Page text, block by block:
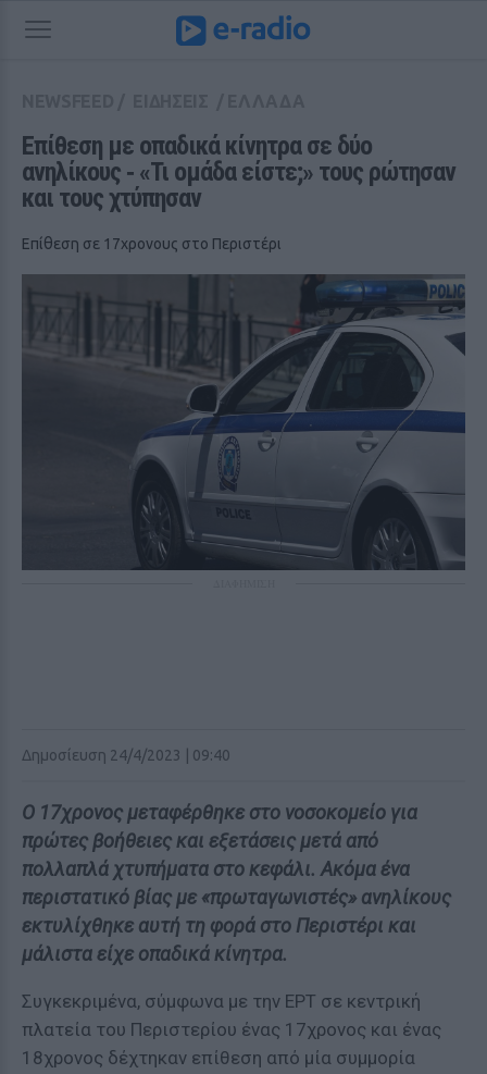
Επίθεση με οπαδικά κίνητρα σε δύο
ανηλίκους ‑ «Τι ομάδα είστε;» τους ρώτησαν
και τους χτύπησαν
Επίθεση σε 17χρονους στο Περιστέρι
Δημοσίευση 24/4/2023 | 09:40
Ο 17χρονος μεταφέρθηκε στο νοσοκομείο για
πρώτες βοήθειες και εξετάσεις μετά από
πολλαπλά χτυπήματα στο κεφάλι. Ακόμα ένα
περιστατικό βίας με «πρωταγωνιστές» ανηλίκους
εκτυλίχθηκε αυτή τη φορά στο Περιστέρι και
μάλιστα είχε οπαδικά κίνητρα.
Συγκεκριμένα, σύμφωνα με την ΕΡΤ σε κεντρική
πλατεία του Περιστερίου ένας 17χρονος και ένας
18χρονος δέχτηκαν επίθεση από μία συμμορία